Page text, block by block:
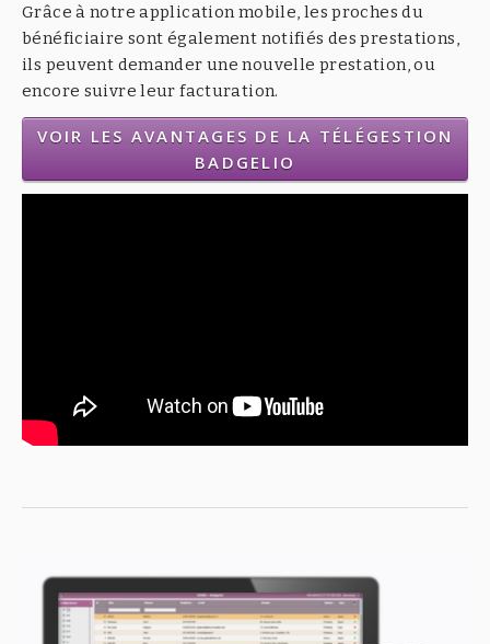
Grâce à notre application mobile, les proches du
bénéficiaire sont également notifiés des prestations,
ils peuvent demander une nouvelle prestation, ou
encore suivre leur facturation.
VOIR LES AVANTAGES DE LA TÉLÉGESTION
BADGELIO